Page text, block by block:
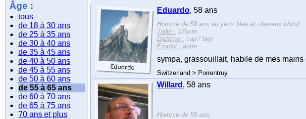
Âge :
tous
de 18 à 30 ans
de 25 à 35 ans
de 30 à 40 ans
de 35 à 45 ans
de 40 à 50 ans
de 45 à 55 ans
de 50 à 60 ans
de 55 à 65 ans
de 60 à 70 ans
de 65 à 75 ans
70 ans et plus
Eduardo, 58 ans
Homme de 58 ans au yeux bleu et cheveux blond.
Taille : 175cm
Diplôme : cap / bep
Emploi : autre
sympa, grassouillait, habile de mes
Switzerland > Porrentruy
Willard , 58 ans
Homme de 58 ans.